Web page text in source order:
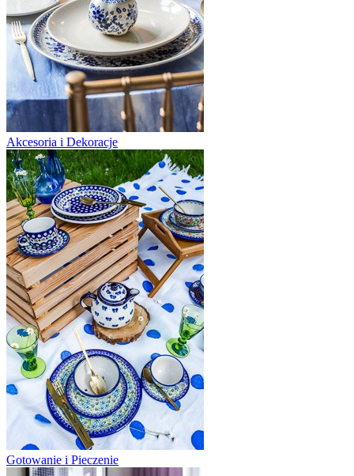
Akcesoria i Dekoracje
Gotowanie i Pieczenie